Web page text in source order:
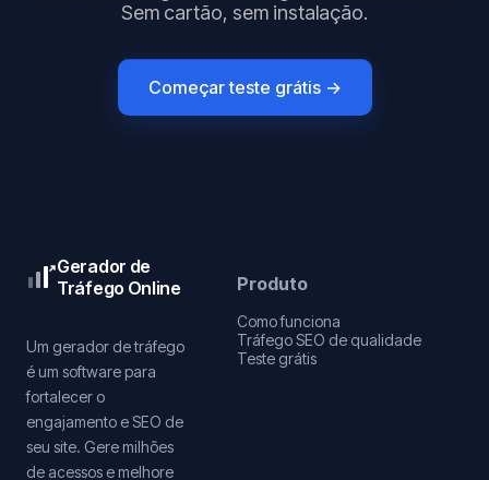
Sem cartão, sem instalação.
Começar teste grátis →
Gerador de
Tráfego Online
Um gerador de tráfego
é um software para
fortalecer o
engajamento e SEO de
seu site. Gere milhões
de acessos e melhore
Produto
Como funciona
Tráfego SEO de qualidade
Teste grátis